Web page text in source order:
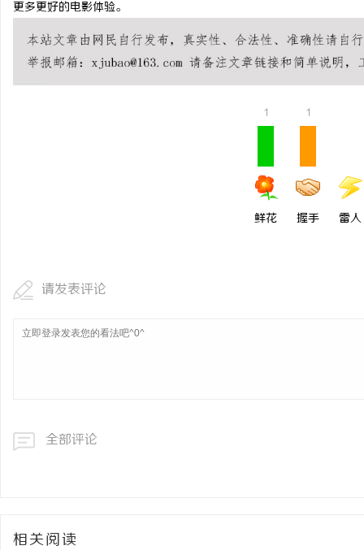
更多更好的电影体验。
1
鲜花
1
握手 雷人
请发表评论
全部评论
相关阅读
3d激光内雕机：精密雕